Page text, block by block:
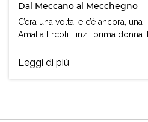
Dal Meccano al Mecchegno
C’era una volta, e c’è ancora,
Amalia Ercoli Finzi, prima donna
Leggi di più